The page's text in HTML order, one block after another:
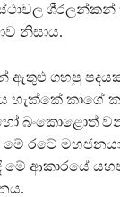
ශී‍්‍රලන්කන්
නිසාය.
ඇතුළු ගහපු
හැක්කේ කාගේ
බංකොළොත්
මේ රටේ
ආකාරයේ